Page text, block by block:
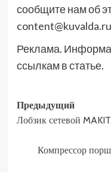
сообщите нам об
content@kuvalda.ru
Реклама.
ссылкам в статье.
Навигация
записи
Предыдущий
Лобзик сетевой
Компрессор